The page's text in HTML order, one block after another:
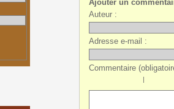
Ajouter un
Auteur :
Adresse e-mail :
Commentaire
|